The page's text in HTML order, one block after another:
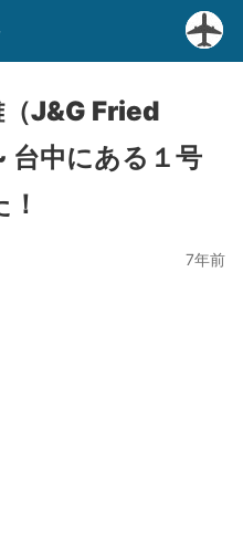
（J&G Fried
中にある１号
7年前